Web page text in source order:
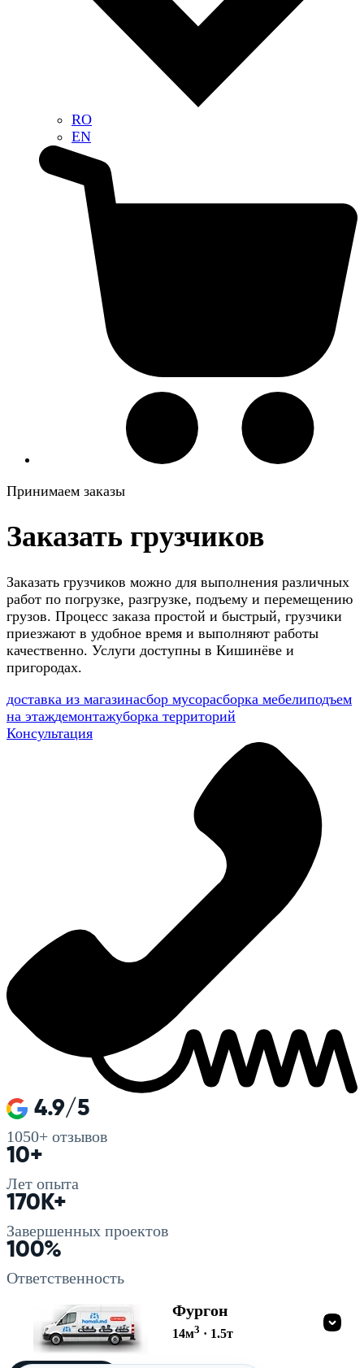
RO
EN
Принимаем заказы
Заказать грузчиков
Заказать грузчиков можно для выполнения различных
работ по погрузке, разгрузке, подъему и перемещению
грузов. Процесс заказа простой и быстрый, грузчики
приезжают в удобное время и выполняют работы
качественно. Услуги доступны в Кишинёве и
пригородах.
доставка из магазинасбор мусорасборка мебелиподъем
на этаждемонтажуборка территорий
Консультация
4.9/5
1050+ отзывов
10+
Лет опыта
170K+
Завершенных проектов
100%
Ответственность
Фургон
14м3 · 1.5т